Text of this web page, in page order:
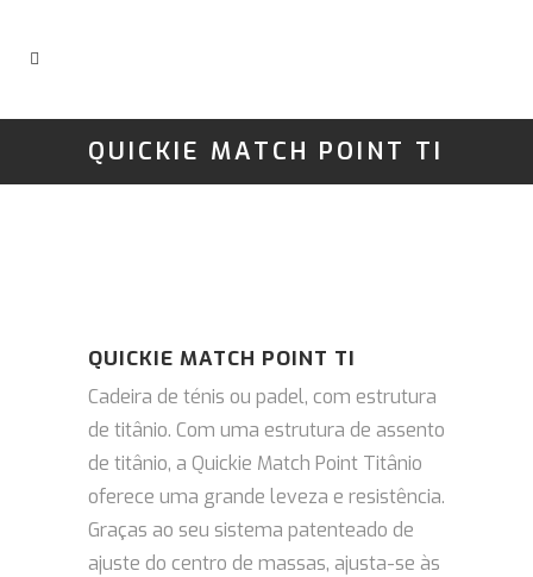
QUICKIE MATCH POINT TI
QUICKIE MATCH POINT TI
Cadeira de ténis ou padel, com estrutura
de titânio. Com uma estrutura de assento
de titânio, a Quickie Match Point Titânio
oferece uma grande leveza e resistência.
Graças ao seu sistema patenteado de
ajuste do centro de massas, ajusta-se às